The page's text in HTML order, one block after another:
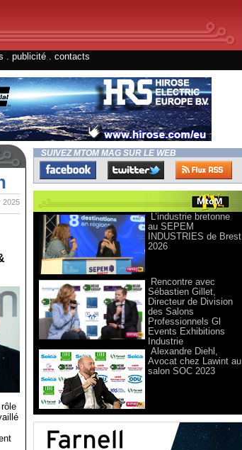
publicité contacts
2025
SUIVEZ MTOM MAG SUR LE WEB
L’industrie bretonne
au SEPEM
INDUSTRIES de Brest
2026
Rencontre avec
Sébastien Gillet,
Directeur de Division
des Salons
Professionnels Gl
Events Exhibitions
Industrie
Alexandre Diehl,
Avocat chez Lawint au
salon SOC 2023